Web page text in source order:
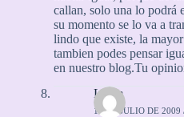
callan, solo una lo podrá
su momento se lo va a
lindo que existe, la
tambien podes pensar
en nuestro blog.Tu
Lilem
14 DE JULIO DE 2009